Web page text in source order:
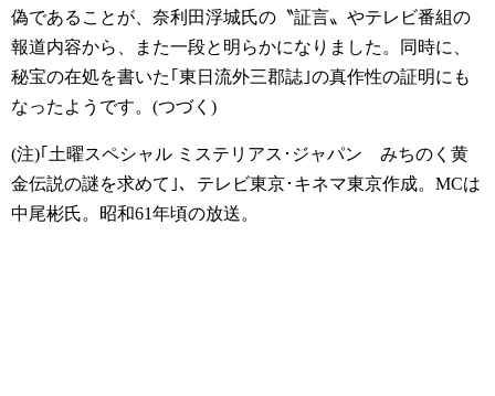
偽であることが、奈利田浮城氏の〝証言〟やテレビ番組の
報道内容から、また一段と明らかになりました。同時に、
秘宝の在処を書いた｢東日流外三郡誌｣の真作性の証明にも
なったようです。(つづく)
(注)｢土曜スペシャル ミステリアス･ジャパン みちのく黄
金伝説の謎を求めて｣、テレビ東京･キネマ東京作成。MCは
中尾彬氏。昭和61年頃の放送。